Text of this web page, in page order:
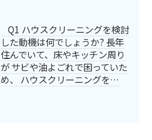
Q1 ハウスクリーニングを検討
した動機は何でしょうか? 長年
住んでいて、床やキッチン周り
が サビや油よごれで困っていた
め、 ハウスクリーニングを…